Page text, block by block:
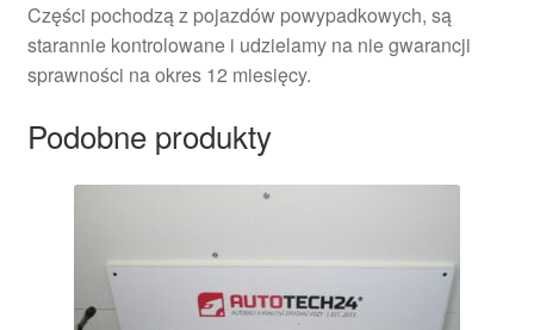
Części pochodzą z pojazdów powypadkowych, są
starannie kontrolowane i udzielamy na nie gwarancji
sprawności na okres 12 miesięcy.
Podobne produkty